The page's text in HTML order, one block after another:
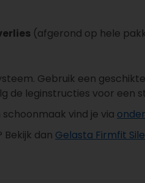
(afgerond op hele
Gebruik een geschikte
de leginstructies voor een
vind je via
dan Gelasta Firmfit